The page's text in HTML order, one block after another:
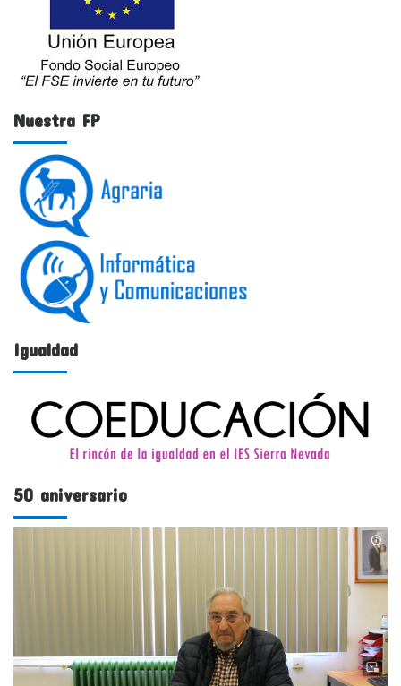
Nuestra FP
Igualdad
50 aniversario